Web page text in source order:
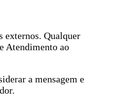
externos. Qualquer
Atendimento ao
a mensagem e